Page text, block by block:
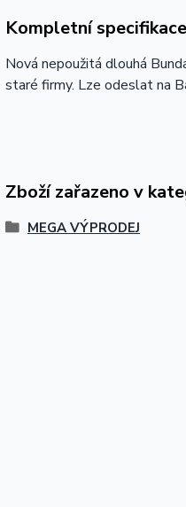
Kompletní specifikace
Nová nepoužitá dlouhá
staré firmy. Lze odeslat na
Zboží zařazeno v
MEGA VÝPRODEJ